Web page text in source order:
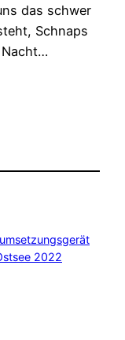
das schwer
Schnaps
2022